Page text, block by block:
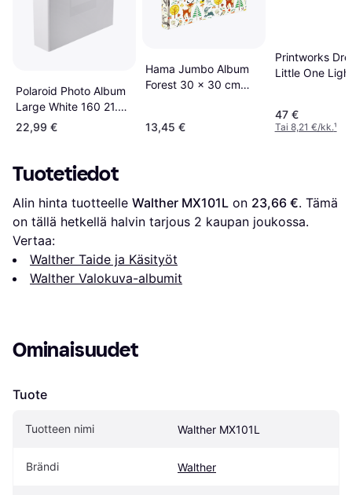
Polaroid Photo Album
Large White 160 21.3x
24.3cm
22,99 €
Hama Jumbo Album
Forest 30 x 30 cm
13,45 €
Printworks
Little One
47 €
Tai 8,21 €/kk.¹
Tuotetiedot
Alin hinta tuotteelle Walther MX101L on 23,66 €. Tämä
on tällä hetkellä halvin tarjous 2 kaupan joukossa.
Vertaa:
Walther Taide ja Käsityöt
Walther Valokuva-albumit
Ominaisuudet
Tuote
Tuotteen nimi Walther MX101L
Brändi Walther